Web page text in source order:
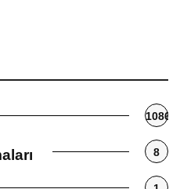
1086
8